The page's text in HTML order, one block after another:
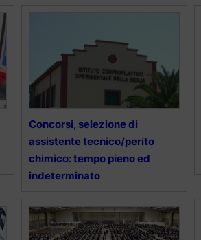
Concorsi, selezione di
assistente tecnico/perito
chimico: tempo pieno ed
indeterminato